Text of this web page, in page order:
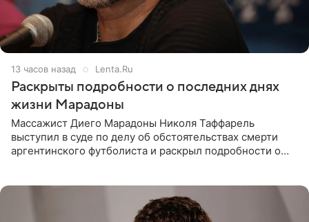
13 часов назад Lenta.Ru
Раскрыты подробности о последних днях
жизни Марадоны
Массажист Диего Марадоны Николя Таффарель
выступил в суде по делу об обстоятельствах смерти
аргентинского футболиста и раскрыл подробности о